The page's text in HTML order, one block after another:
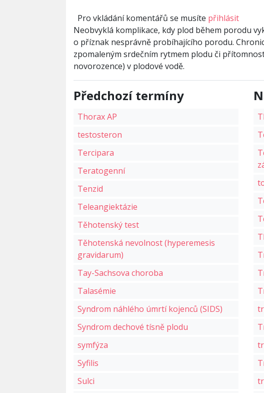
Pro vkládání komentářů se musíte přihlásit
Neobvyklá komplikace, kdy plod během porodu
o příznak nesprávně probíhajícího porodu.
zpomaleným srdečním rytmem plodu či
novorozence) v plodové vodě.
Předchozí termíny
Thorax AP
testosteron
Tercipara
Teratogenní
Tenzid
Teleangiektázie
Těhotenský test
Těhotenská nevolnost (hyperemesis
gravidarum)
Tay-Sachsova choroba
Talasémie
Syndrom náhlého úmrtí kojenců (SIDS)
Syndrom dechové tísně plodu
symfýza
Syfilis
Sulci